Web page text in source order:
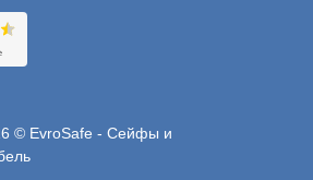
© EvroSafe - Сейфы и